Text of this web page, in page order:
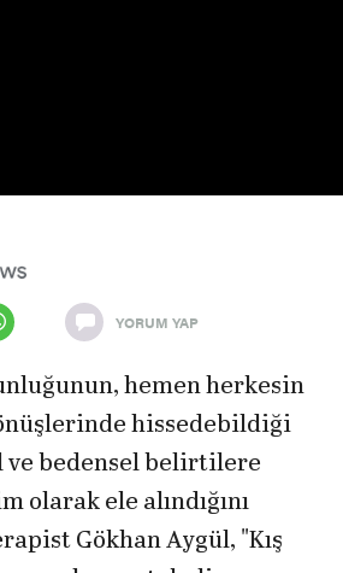
YORUM YAP
hemen herkesin
hissedebildiği
ve bedensel belirtilere
olarak ele alındığını
Gökhan Aygül, "Kış